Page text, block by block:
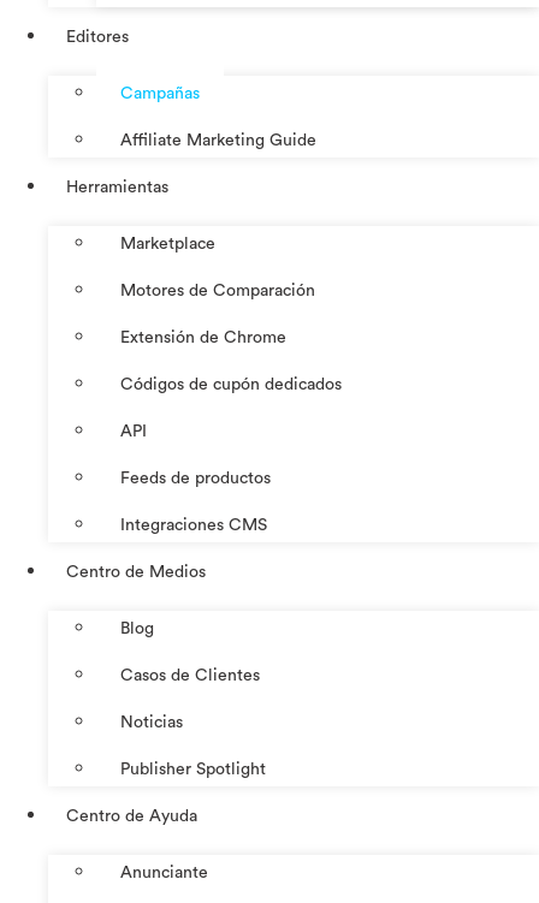
Editores
Campañas
Affiliate Marketing Guide
Herramientas
Marketplace
Motores de Comparación
Extensión de Chrome
Códigos de cupón dedicados
API
Feeds de productos
Integraciones CMS
Centro de Medios
Blog
Casos de Clientes
Noticias
Publisher Spotlight
Centro de Ayuda
Anunciante